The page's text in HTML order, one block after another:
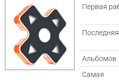
Первая
Альбомов
Самая